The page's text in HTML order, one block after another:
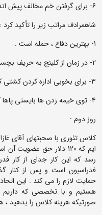
6- برای گرفتن خم مخالف پیش انداختن حریف .
شاهمرادف مراتب زیر را تأکید کرد :
1- بهترین دفاع ، حمله است .
2- در زمان از کلینچ به حریف بچسبیم .
3- برای بخوبی اداره کردن کشتی کار کردن دستها لازم است .
4- توی خیمه زدن ها بایستی پاها کاملاً عقب باشد .
روز دوم :
کلاس تئوری با صحبتهای آقای
ایم که 120 دلار حق
رسد که این کار جدای از کار
فدراسیون است و پس از کنار
حمایت لازم را می کند . این
هستیم و با تخصصی که داریم
صورتیکه هزینه کلاس را بدهید